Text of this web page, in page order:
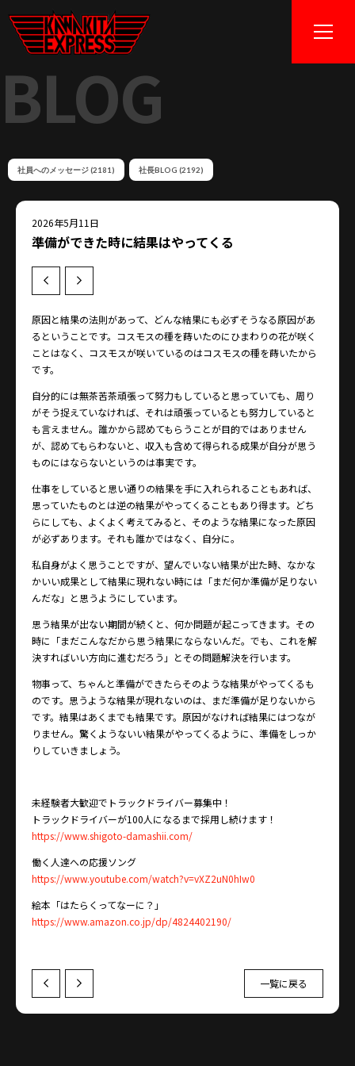
BLOG
社員へのメッセージ (2181) 社長BLOG (2192)
2026年5月11日
準備ができた時に結果はやってくる
Prev Next
原因と結果の法則があって、どんな結果にも必ずそうなる原因があ
るということです。コスモスの種を蒔いたのにひまわりの花が咲く
ことはなく、コスモスが咲いているのはコスモスの種を蒔いたから
です。
自分的には無茶苦茶頑張って努力もしていると思っていても、周り
がそう捉えていなければ、それは頑張っているとも努力していると
も言えません。誰かから認めてもらうことが目的ではありません
が、認めてもらわないと、収入も含めて得られる成果が自分が思う
ものにはならないというのは事実です。
仕事をしていると思い通りの結果を手に入れられることもあれば、
思っていたものとは逆の結果がやってくることもあり得ます。どち
らにしても、よくよく考えてみると、そのような結果になった原因
が必ずあります。それも誰かではなく、自分に。
私自身がよく思うことですが、望んでいない結果が出た時、なかな
かいい成果として結果に現れない時には「まだ何か準備が足りない
んだな」と思うようにしています。
思う結果が出ない期間が続くと、何か問題が起こってきます。その
時に「まだこんなだから思う結果にならないんだ。でも、これを解
決すればいい方向に進むだろう」とその問題解決を行います。
物事って、ちゃんと準備ができたらそのような結果がやってくるも
のです。思うような結果が現れないのは、まだ準備が足りないから
です。結果はあくまでも結果です。原因がなければ結果にはつなが
りません。驚くようないい結果がやってくるように、準備をしっか
りしていきましょう。
未経験者大歓迎でトラックドライバー募集中！
トラックドライバーが100人になるまで採用し続けます！
https://www.shigoto-damashii.com/
働く人達への応援ソング
https://www.youtube.com/watch?v=vXZ2uN0hIw0
絵本「はたらくってなーに？」
https://www.amazon.co.jp/dp/4824402190/
Prev Next 一覧に戻る